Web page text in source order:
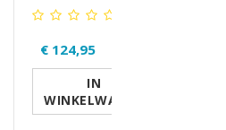
€ 124,95
IN
WINKELWAGEN